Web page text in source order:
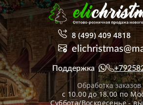
8 (499) 409 4818
Поддержка
Обработка заказов
с 10.00 до 18.00 по
Суббота/Воскресенье -